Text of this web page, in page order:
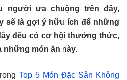
người ưa chuộng trên đây,
sẽ là gợi ý hữu ích để những
đều có cơ hội thưởng thức,
những món ăn này.
Top 5 Món Đặc Sản Không